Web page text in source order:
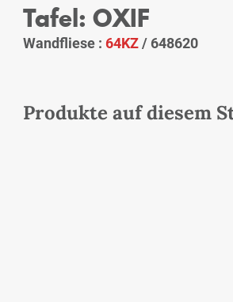
Tafel: OXIF
Wandfliese : 64KZ/ 648620
Produkte auf diesem